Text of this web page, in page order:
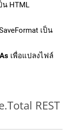
น HTML
เป็น
เพื่อแปลงไฟล์
REST